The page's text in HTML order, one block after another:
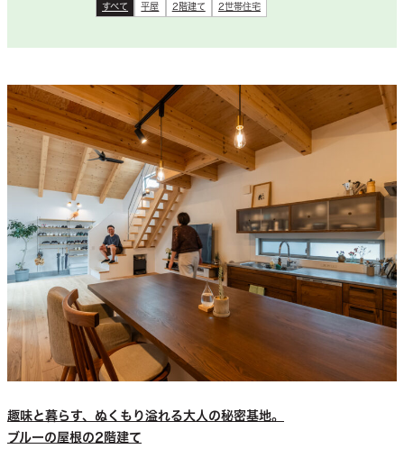
すべて 平屋 2階建て 2世帯住宅
趣味と暮らす、ぬくもり溢れる大人の秘密基地。
ブルーの屋根の2階建て